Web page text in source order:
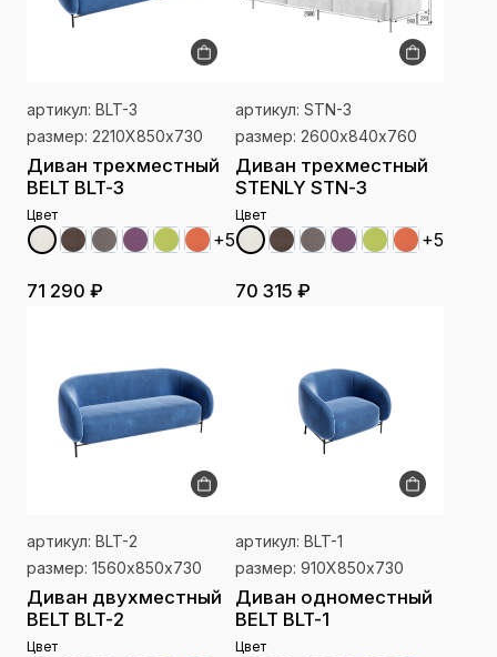
артикул: BLT-3
размер: 2210Х850х730
Диван трехместный
BELT BLT-3
Цвет
+5
71 290 ₽
артикул: STN-3
размер: 2600х840х760
Диван трехместный
STENLY STN-3
Цвет
+5
70 315 ₽
артикул: BLT-2
размер: 1560х850х730
Диван двухместный
BELT BLT-2
Цвет
артикул: BLT-1
размер: 910Х850х730
Диван одноместный
BELT BLT-1
Цвет